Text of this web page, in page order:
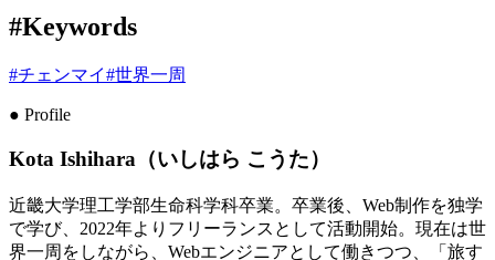
#Keywords
#チェンマイ#世界一周
● Profile
Kota Ishihara（いしはら こうた）
近畿大学理工学部生命科学科卒業。卒業後、Web制作を独学
で学び、2022年よりフリーランスとして活動開始。現在は世
界一周をしながら、Webエンジニアとして働きつつ、「旅す